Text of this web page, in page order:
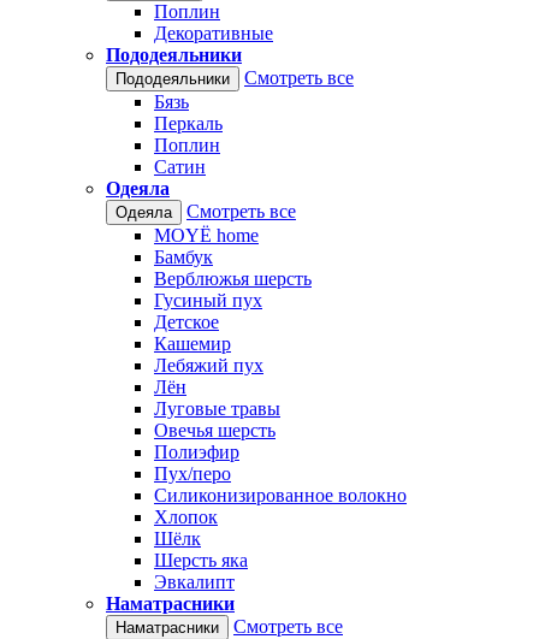
Поплин
Декоративные
Пододеяльники
Пододеяльники
Смотреть все
Бязь
Перкаль
Поплин
Сатин
Одеяла
Одеяла
Смотреть все
MOYЁ home
Бамбук
Верблюжья шерсть
Гусиный пух
Детское
Кашемир
Лебяжий пух
Лён
Луговые травы
Овечья шерсть
Полиэфир
Пух/перо
Силиконизированное волокно
Хлопок
Шёлк
Шерсть яка
Эвкалипт
Наматрасники
Наматрасники
Смотреть все